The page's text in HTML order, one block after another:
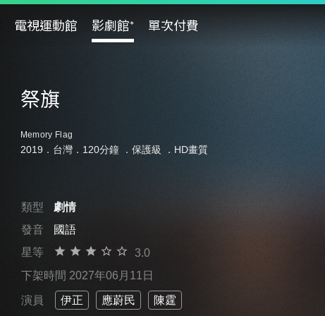
電視運動館 影劇館⁺ 單次付費
祭旗
Memory Flag
2019．台灣．120分鐘 ． 保護級 ．HD畫質
類型
劇情
發音
國語
星等
3.0
下架時間 2027年06月11日
演員 伊正 應蔚民 陳霆